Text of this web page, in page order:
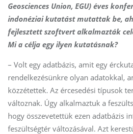
Geosciences Union, EGU) éves
indonéziai kutatást mutattak be,
fejlesztett szoftvert alkalmazták
Mi a célja egy ilyen kutatásnak?
– Volt egy adatbázis, amit egy
rendelkezésünkre olyan adatokkal,
közzétettek. Az ércesedési típusok
változnak. Úgy alkalmaztuk a
hogy összevetettük ezen adatbázis
feszültségtér változásával. Azt